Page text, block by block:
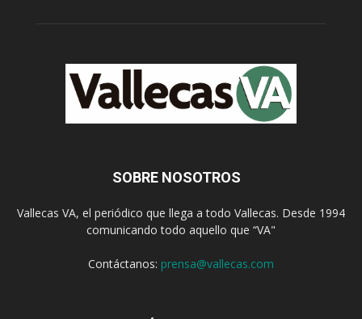
SOBRE NOSOTROS
Vallecas VA, el periódico que llega a todo Vallecas. Desde 1994
comunicando todo aquello que “VA"
Contáctanos: prensa@vallecas.com